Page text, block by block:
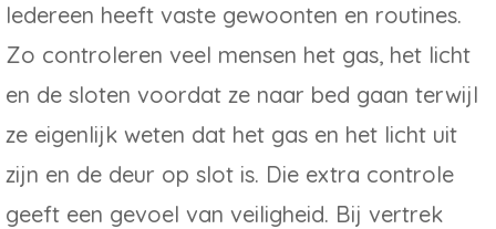
Iedereen heeft vaste gewoonten en routines.
Zo controleren veel mensen het gas, het licht
en de sloten voordat ze naar bed gaan terwijl
ze eigenlijk weten dat het gas en het licht uit
zijn en de deur op slot is. Die extra controle
geeft een gevoel van veiligheid. Bij vertrek